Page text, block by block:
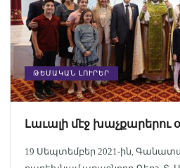
ԹԵՄԱԿԱՆ ԼՈՒՐԵՐ
Լաւալի մէջ խաչքարերու
19 Սեպտեմբեր 2021-ին,